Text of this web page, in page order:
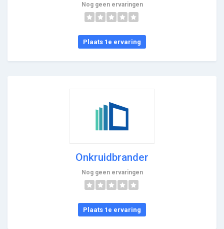
Nog geen ervaringen
Plaats 1e ervaring
Onkruidbrander
Nog geen ervaringen
Plaats 1e ervaring